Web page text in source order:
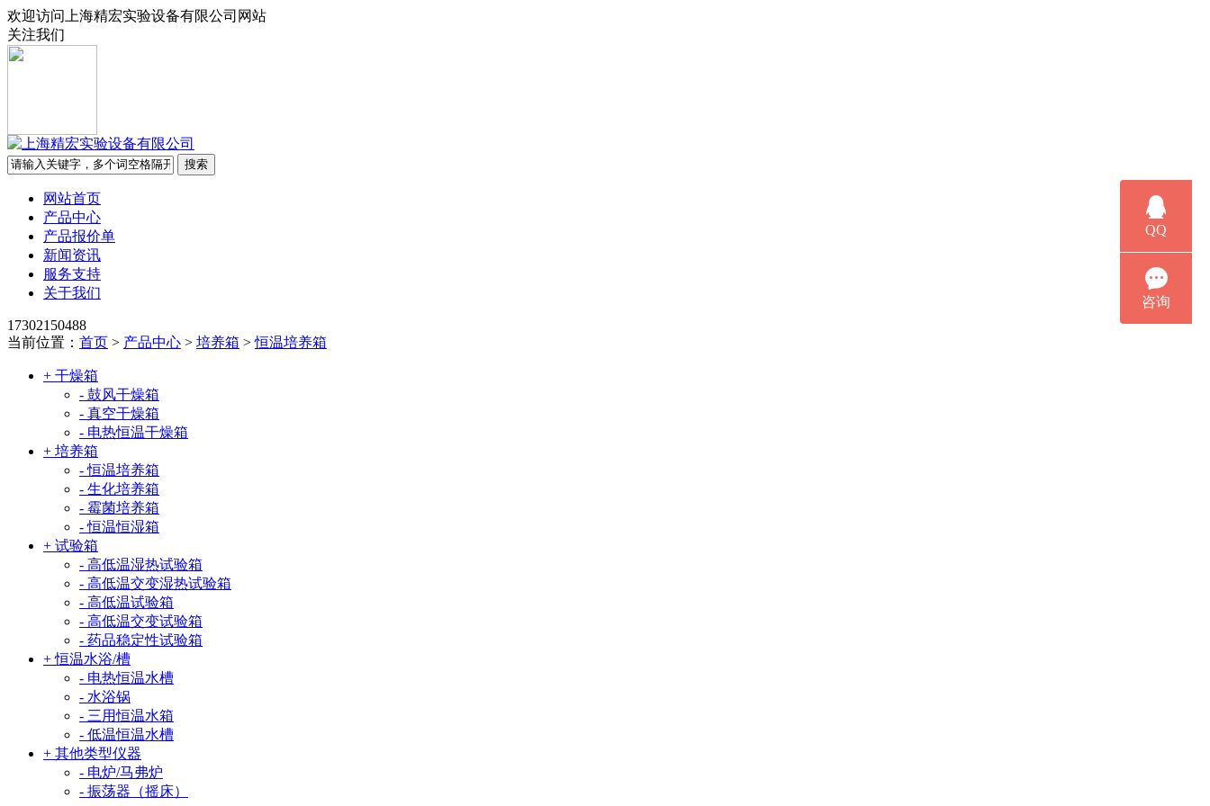
欢迎访问上海精宏实验设备有限公司网站
关注我们
网站首页
产品中心
产品报价单
新闻资讯
服务支持
关于我们
17302150488
当前位置： 首页 > 产品中心 > 培养箱 >恒温培养箱
+ 干燥箱
- 鼓风干燥箱
- 真空干燥箱
- 电热恒温干燥箱
+ 培养箱
- 恒温培养箱
- 生化培养箱
- 霉菌培养箱
- 恒温恒湿箱
+ 试验箱
- 高低温湿热试验箱
- 高低温交变湿热试验箱
- 高低温试验箱
- 高低温交变试验箱
- 药品稳定性试验箱
+ 恒温水浴/槽
- 电热恒温水槽
- 水浴锅
- 三用恒温水箱
- 低温恒温水槽
+ 其他类型仪器
- 电炉/马弗炉
- 振荡器（摇床）